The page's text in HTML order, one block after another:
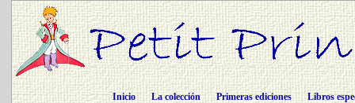
Inicio La colección Primeras ediciones Libros